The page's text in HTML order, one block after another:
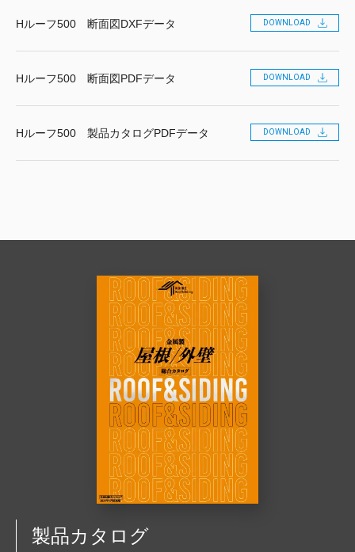
Hルーフ500 断面図DXFデータ DOWNLOAD
Hルーフ500 断面図PDFデータ DOWNLOAD
Hルーフ500 製品カタログPDFデータ DOWNLOAD
製品カタログ